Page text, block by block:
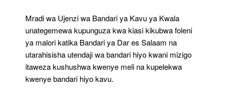
Mradi wa Ujenzi wa Bandari ya Kavu ya Kwala
unategemewa kupunguza kwa kiasi kikubwa foleni
ya malori katika Bandari ya Dar es Salaam na
utarahisisha utendaji wa bandari hiyo kwani mizigo
itaweza kushushwa kwenye meli na kupelekwa
kwenye bandari hiyo kavu.